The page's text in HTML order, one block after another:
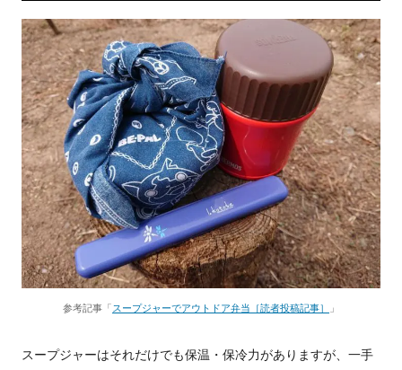
参考記事「 スープジャーでアウトドア弁当［読者投稿記事］ 」
スープジャーはそれだけでも保温・保冷力がありますが、一手